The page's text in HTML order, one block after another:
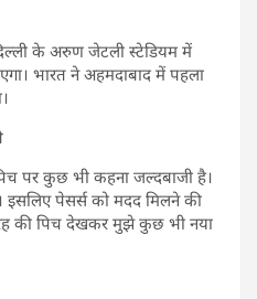
के अरुण जेटली स्टेडियम में
भारत ने अहमदाबाद में पहला
पर कुछ भी कहना जल्दबाजी है।
पेसर्स को मदद मिलने की
की पिच देखकर मुझे कुछ भी नया